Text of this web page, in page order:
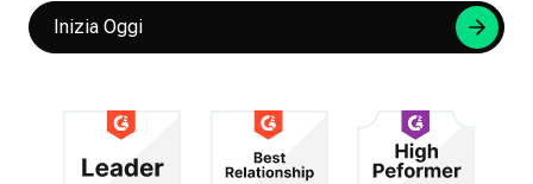
Inizia Oggi